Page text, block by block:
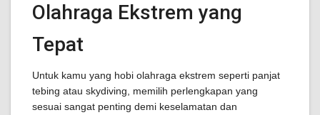
Olahraga Ekstrem yang
Tepat
Untuk kamu yang hobi olahraga ekstrem seperti panjat
tebing atau skydiving, memilih perlengkapan yang
sesuai sangat penting demi keselamatan dan